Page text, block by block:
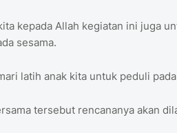
kepada Allah kegiatan ini juga
sesama.
latih anak kita untuk peduli
tersebut rencananya akan